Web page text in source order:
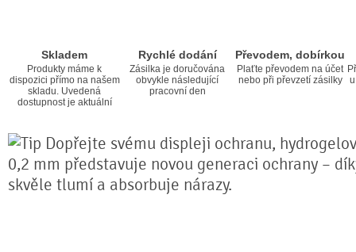
Skladem
Produkty máme k
dispozici přímo na našem
skladu. Uvedená
dostupnost je aktuální
Rychlé dodání
Zásilka je doručována
obvykle následující
pracovní den
Převodem, dobírkou
Plaťte převodem na účet
nebo při převzetí zásilky
Dopřejte svému displeji ochranu,
0,2 mm představuje novou generaci ochrany –
skvěle tlumí a absorbuje nárazy.